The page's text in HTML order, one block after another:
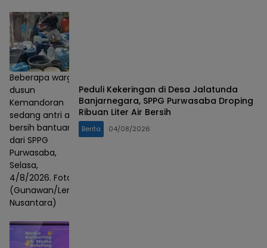
Beberapa warga
dusun
Kemandoran
sedang antri air
bersih bantuan
dari SPPG
Purwasaba,
Selasa,
4/8/2026. Foto :
(Gunawan/Lensa
Nusantara)
Peduli Kekeringan di Desa Jalatunda
Banjarnegara, SPPG Purwasaba Droping
Ribuan Liter Air Bersih
Berita 04/08/2026